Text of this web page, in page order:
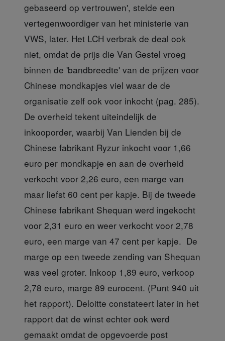
gebaseerd op vertrouwen', stelde een
vertegenwoordiger van het ministerie van
VWS, later. Het LCH verbrak de deal ook
niet, omdat de prijs die Van Gestel vroeg
binnen de 'bandbreedte' van de prijzen voor
Chinese mondkapjes viel waar de de
organisatie zelf ook voor inkocht (pag. 285).
De overheid tekent uiteindelijk de
inkooporder, waarbij Van Lienden bij de
Chinese fabrikant Ryzur inkocht voor 1,66
euro per mondkapje en aan de overheid
verkocht voor 2,26 euro, een marge van
maar liefst 60 cent per kapje. Bij de tweede
Chinese fabrikant Shequan werd ingekocht
voor 2,31 euro en weer verkocht voor 2,78
euro, een marge van 47 cent per kapje. De
marge op een tweede zending van Shequan
was veel groter. Inkoop 1,89 euro, verkoop
2,78 euro, marge 89 eurocent. (Punt 940 uit
het rapport). Deloitte constateert later in het
rapport dat de winst echter ook werd
gemaakt omdat de opgevoerde post